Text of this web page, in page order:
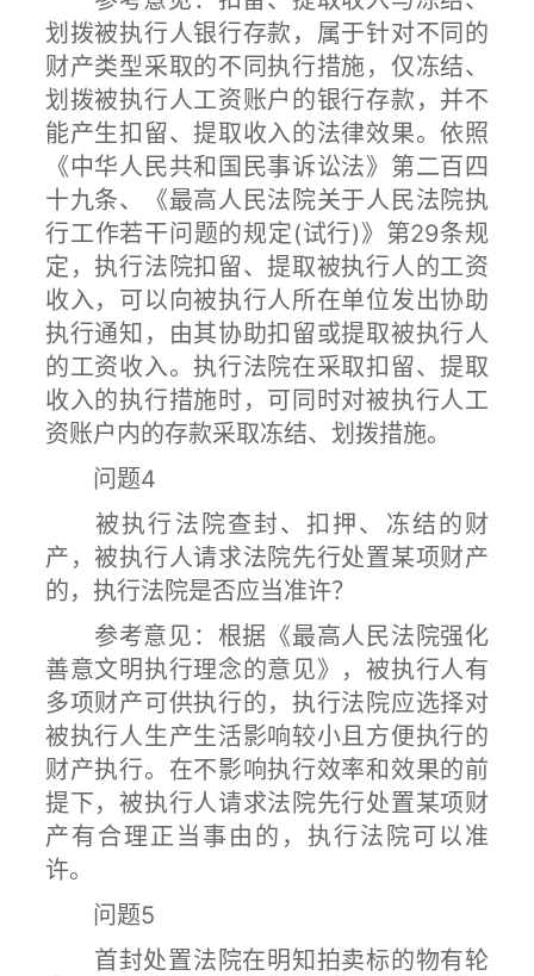
划拨被执行人银行存款，属于针对不同的
财产类型采取的不同执行措施，仅冻结、
划拨被执行人工资账户的银行存款，并不
能产生扣留、提取收入的法律效果。依照
《中华人民共和国民事诉讼法》第二百四
十九条、《最高人民法院关于人民法院执
行工作若干问题的规定(试行)》第29条规
定，执行法院扣留、提取被执行人的工资
收入，可以向被执行人所在单位发出协助
执行通知，由其协助扣留或提取被执行人
的工资收入。执行法院在采取扣留、提取
收入的执行措施时，可同时对被执行人工
资账户内的存款采取冻结、划拨措施。
问题4
被执行法院查封、扣押、冻结的财
产，被执行人请求法院先行处置某项财产
的，执行法院是否应当准许？
参考意见：根据《最高人民法院强化
善意文明执行理念的意见》，被执行人有
多项财产可供执行的，执行法院应选择对
被执行人生产生活影响较小且方便执行的
财产执行。在不影响执行效率和效果的前
提下，被执行人请求法院先行处置某项财
产有合理正当事由的，执行法院可以准
许。
问题5
首封处置法院在明知拍卖标的物有轮